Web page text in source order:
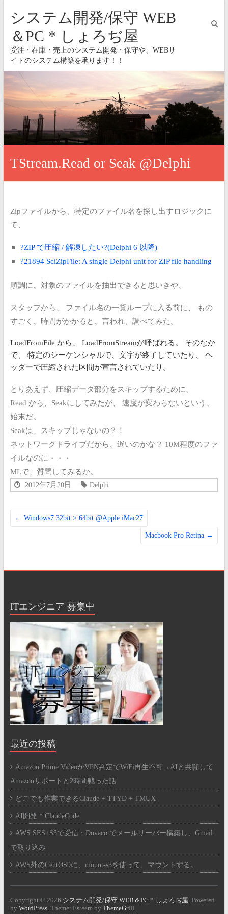
システム開発/保守 WEB
＆PC * しょろぢ屋
受注・在庫・売上のシステム開発・保守や、WEBサ
イトのシステム構築を承ります！！
TStream.Read or Seak @Delphi
Zipファイルから、特定のファイル名を探し出すロジックに
て、
?ZIP で圧縮 / 解凍したい?(Delphi 6 以降)
?21894 SciZipFile: A single Delphi unit for ZIP file handling
順調に、対象のファイルを抽出できると思いきや、
スタッフから、 ファイル名の一覧ループに入る前に、
もの
すごく、時間がかかると、言われ、調べてみた。
LoadFromFile から、 LoadFromStreamが呼ばれる。
そのなか
で、
特定のシーケンシャルで、文字が終了していたり、
ヘ
ッダーで圧縮された区間が宣言されていたり。
とりあえず、圧縮データ部分をスキップするために、
Read から、Seakにしてみたが、 速度が変わらないという、
始末だ。
Seakは、スキップじゃないの？！
ネットワークドライブだから、遅いのかな？ 10M程度のファ
イルなのに・・・
MLで、質問してみるか。
2012年7月20日 Delphi
← Windows7 32bit > 64bit @Apple iMac27
Macbook Pro Retina →
ITエンジニア 募集中
最近の投稿
Amazon Prime VideoがVPN判定でWiFi再生不可→AIと共闘して
Amazonサポートと2時間戦った話
どこでも作業できるClaude + TTYD + TMUX
AI開発 * ClaudeCode
AWS SES+S3で受信・Dovacotでメールサーバー構築し、Gmail
で取り込み
AWS外のCentOS9に、mount-s3を使って、マウントする。
Copyright © 2026 システム開発/保守 WEB＆PC * しょろぢ屋 . Powered
by WordPress. Theme: Esteem by ThemeGrill